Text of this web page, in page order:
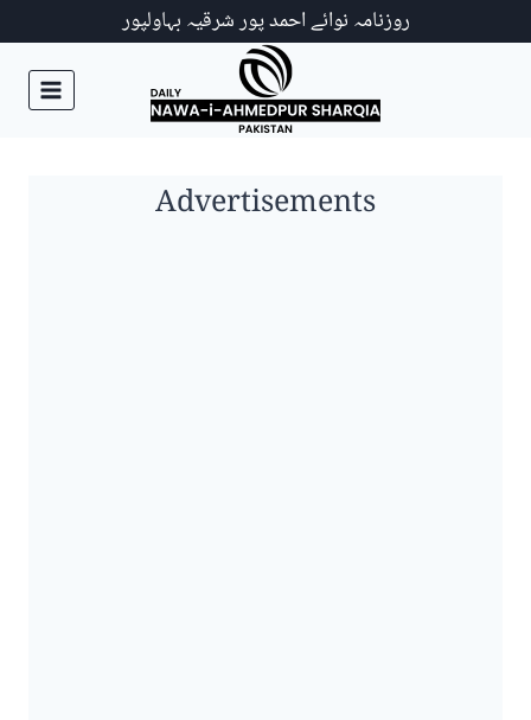
روزنامہ نوائے احمد پور شرقیہ بہاولپور
Advertisements